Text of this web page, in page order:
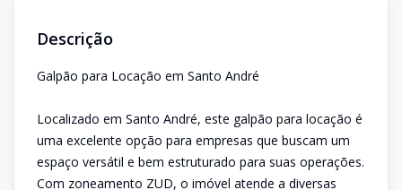
Descrição
Galpão para Locação em Santo André
Localizado em Santo André, este galpão para locação é
uma excelente opção para empresas que buscam um
espaço versátil e bem estruturado para suas operações.
Com zoneamento ZUD, o imóvel atende a diversas